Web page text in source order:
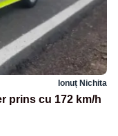
Ionuț Nichita
prins cu 172 km/h